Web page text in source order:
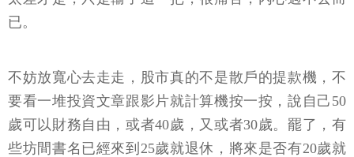
已。
不妨放寬心去走走，股市真的不是散戶的提款機，不
要看一堆投資文章跟影片就計算機按一按，說自己50
歲可以財務自由，或者40歲，又或者30歲。罷了，有
些坊間書名已經來到25歲就退休，將來是否有20歲就